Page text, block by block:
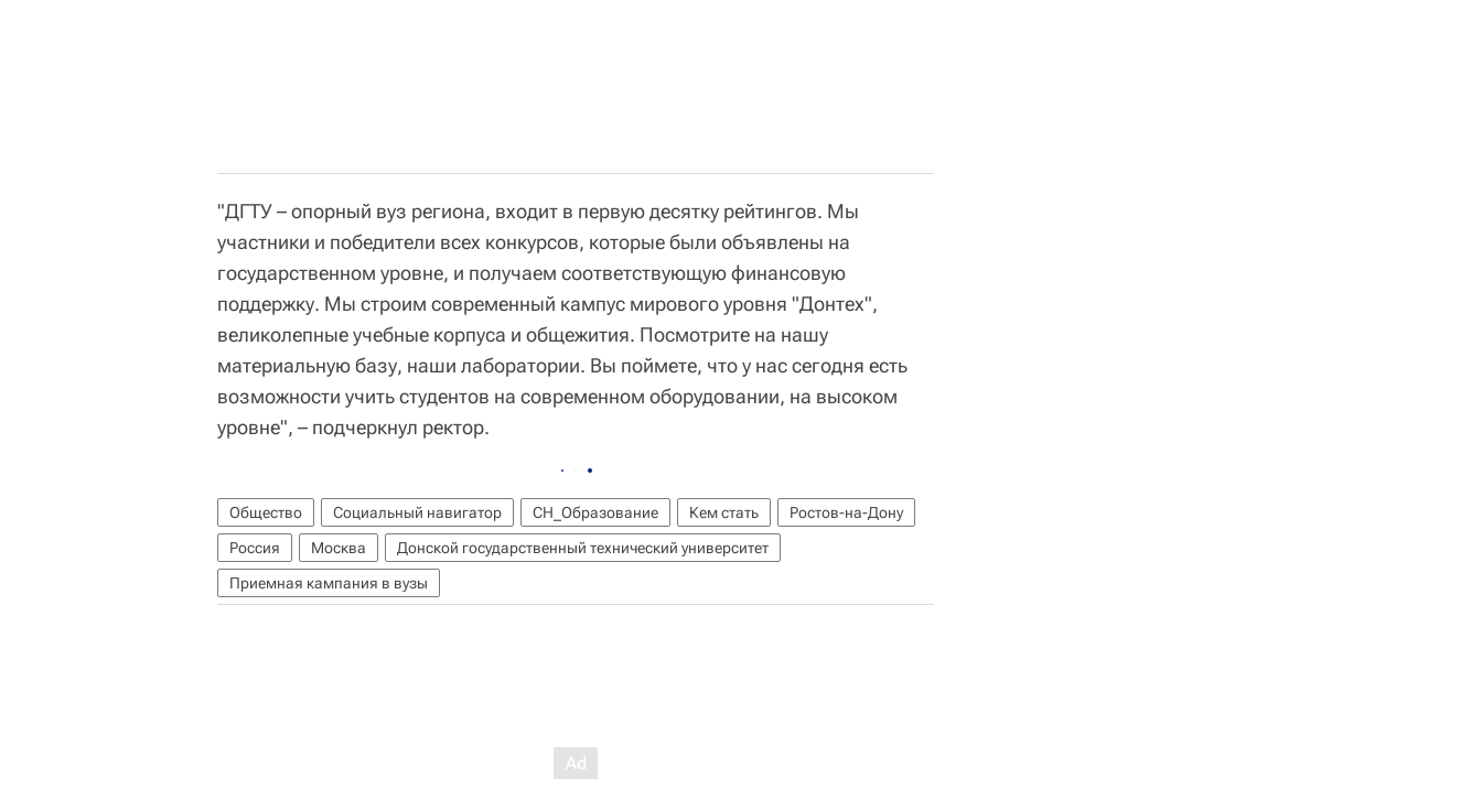
"ДГТУ – опорный вуз региона, входит в первую десятку рейтингов. Мы
участники и победители всех конкурсов, которые были объявлены на
государственном уровне, и получаем соответствующую финансовую
поддержку. Мы строим современный кампус мирового уровня "Донтех",
великолепные учебные корпуса и общежития. Посмотрите на нашу
материальную базу, наши лаборатории. Вы поймете, что у нас сегодня есть
возможности учить студентов на современном оборудовании, на высоком
уровне", – подчеркнул ректор.
Общество Социальный навигатор СН_Образование Кем стать
Ростов-на-Дону
Россия
Москва
Донской государственный технический университет
Приемная кампания в вузы